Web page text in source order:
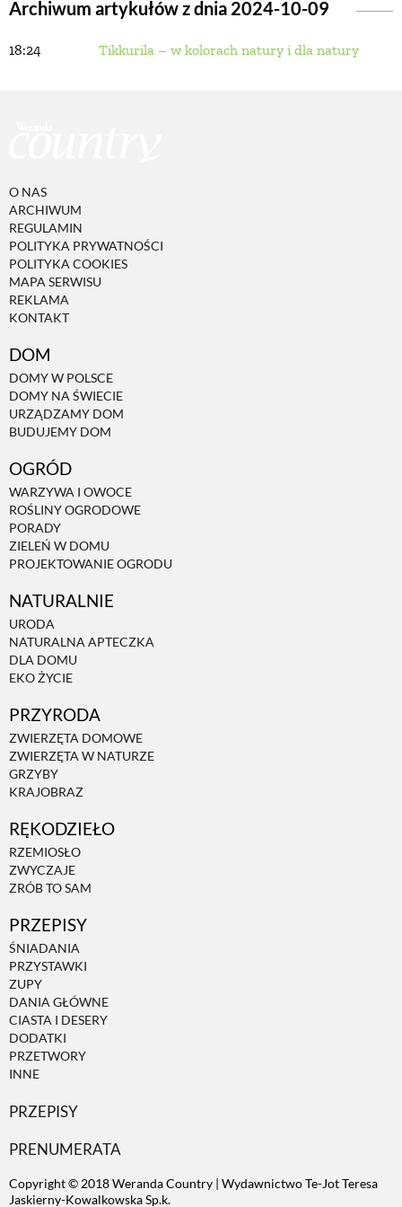
Archiwum artykułów z dnia 2024-10-09
18:24 Tikkurila – w kolorach natury i dla natury
O NAS
ARCHIWUM
REGULAMIN
POLITYKA PRYWATNOŚCI
POLITYKA COOKIES
MAPA SERWISU
REKLAMA
KONTAKT
DOM
DOMY W POLSCE
DOMY NA ŚWIECIE
URZĄDZAMY DOM
BUDUJEMY DOM
OGRÓD
WARZYWA I OWOCE
ROŚLINY OGRODOWE
PORADY
ZIELEŃ W DOMU
PROJEKTOWANIE OGRODU
NATURALNIE
URODA
NATURALNA APTECZKA
DLA DOMU
EKO ŻYCIE
PRZYRODA
ZWIERZĘTA DOMOWE
ZWIERZĘTA W NATURZE
GRZYBY
KRAJOBRAZ
RĘKODZIEŁO
RZEMIOSŁO
ZWYCZAJE
ZRÓB TO SAM
PRZEPISY
ŚNIADANIA
PRZYSTAWKI
ZUPY
DANIA GŁÓWNE
CIASTA I DESERY
DODATKI
PRZETWORY
INNE
PRZEPISY
PRENUMERATA
Copyright © 2018 Weranda Country | Wydawnictwo Te-Jot Teresa
Jaskierny-Kowalkowska Sp.k.
BUDUJEMY DOM
PROJEKTOWANIE OGRODU
NATURALNA APTECZKA
ZRÓB TO SAM